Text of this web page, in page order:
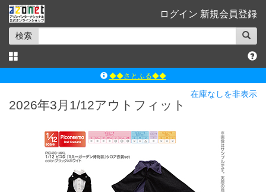
ログイン 新規会員登録
検索
◆◆さとふる◆◆
アゾンダイレクトストア
よくあるご質問（Q&A）
在庫なしを非表示
2026年3月1/12アウトフィット